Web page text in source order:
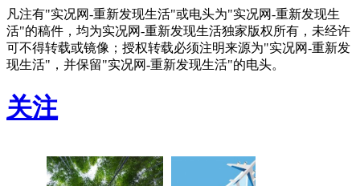
凡注有"实况网-重新发现生活"或电头为"实况网-重新发现生
活"的稿件，均为实况网-重新发现生活独家版权所有，未经许
可不得转载或镜像；授权转载必须注明来源为"实况网-重新发
现生活"，并保留"实况网-重新发现生活"的电头。
关注